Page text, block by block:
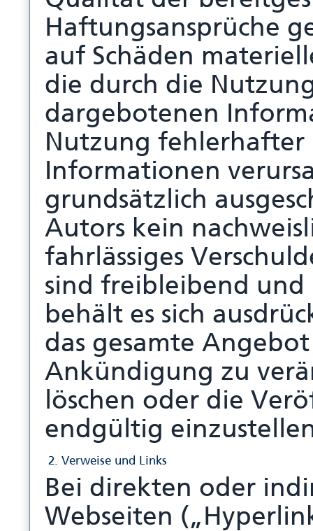
Haftungsansprüche
auf Schäden
die durch die
dargebotenen
Nutzung
Informationen
grundsätzlich
Autors kein
fahrlässiges
sind freibleibend
behält es sich
das gesamte
Ankündigung zu
löschen oder die
endgültig
2. Verweise und Links
Bei direkten oder
Webseiten